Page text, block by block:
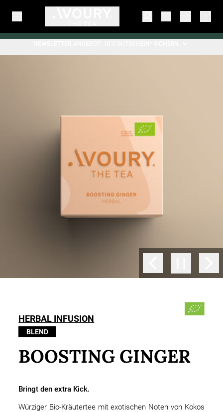
HERBAL INFUSION
BLEND
BOOSTING GINGER
Bringt den extra Kick.
Würziger Bio-Kräutertee mit exotischen Noten von Kokos